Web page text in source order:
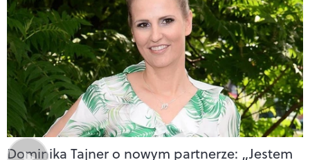
Dominika Tajner o nowym partnerze: „Jestem